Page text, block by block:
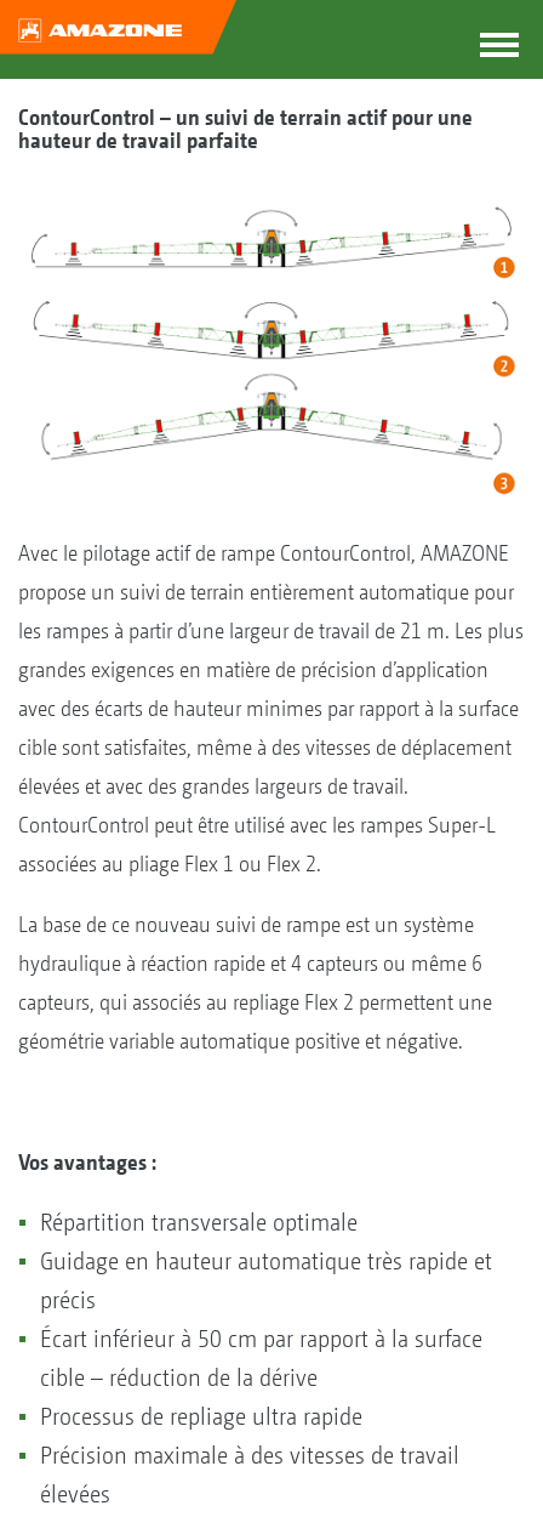
ContourControl – un suivi de terrain actif pour une
hauteur de travail parfaite
Avec le pilotage actif de rampe ContourControl, AMAZONE
propose un suivi de terrain entièrement automatique pour
les rampes à partir d’une largeur de travail de 21 m. Les plus
grandes exigences en matière de précision d’application
avec des écarts de hauteur minimes par rapport à la surface
cible sont satisfaites, même à des vitesses de déplacement
élevées et avec des grandes largeurs de travail.
ContourControl peut être utilisé avec les rampes Super-L
associées au pliage Flex 1 ou Flex 2.
La base de ce nouveau suivi de rampe est un système
hydraulique à réaction rapide et 4 capteurs ou même 6
capteurs, qui associés au repliage Flex 2 permettent une
géométrie variable automatique positive et négative.
Vos avantages :
Répartition transversale optimale
Guidage en hauteur automatique très rapide et
précis
Écart inférieur à 50 cm par rapport à la surface
cible – réduction de la dérive
Processus de repliage ultra rapide
Précision maximale à des vitesses de travail
élevées